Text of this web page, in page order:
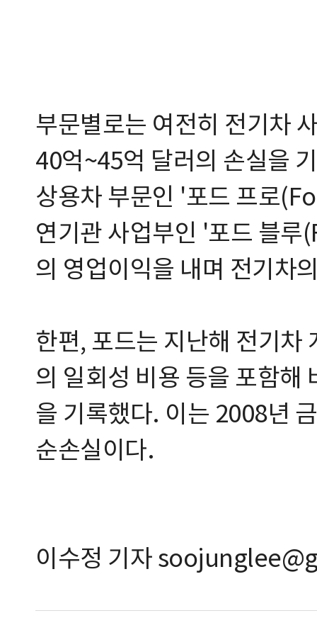
부문별로는 여전히 전기차
40억~45억 달러의 손실을
상용차 부문인 '포드 프로
연기관 사업부인 '포드 블
의 영업이익을 내며 전기차
한편, 포드는 지난해 전기차
의 일회성 비용 등을 포함해
을 기록했다. 이는 2008년
순손실이다.
이수정 기자